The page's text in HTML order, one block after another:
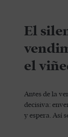
El
el
Antes de la
decisiva:
y espera. Así